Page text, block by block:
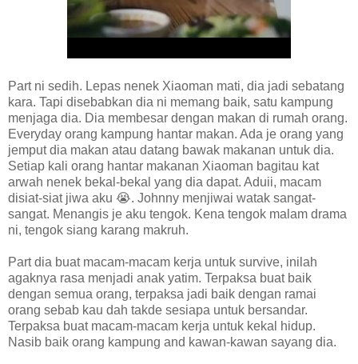
Part ni sedih. Lepas nenek Xiaoman mati, dia jadi sebatang
kara. Tapi disebabkan dia ni memang baik, satu kampung
menjaga dia. Dia membesar dengan makan di rumah orang.
Everyday orang kampung hantar makan. Ada je orang yang
jemput dia makan atau datang bawak makanan untuk dia.
Setiap kali orang hantar makanan Xiaoman bagitau kat
arwah nenek bekal-bekal yang dia dapat. Aduii, macam
disiat-siat jiwa aku 😭. Johnny menjiwai watak sangat-
sangat. Menangis je aku tengok. Kena tengok malam drama
ni, tengok siang karang makruh.
Part dia buat macam-macam kerja untuk survive, inilah
agaknya rasa menjadi anak yatim. Terpaksa buat baik
dengan semua orang, terpaksa jadi baik dengan ramai
orang sebab kau dah takde sesiapa untuk bersandar.
Terpaksa buat macam-macam kerja untuk kekal hidup.
Nasib baik orang kampung and kawan-kawan sayang dia.